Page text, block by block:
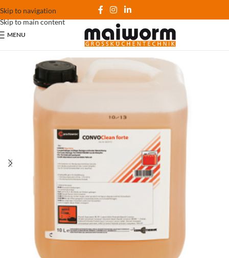
Skip to navigation
Skip to main content
MENU